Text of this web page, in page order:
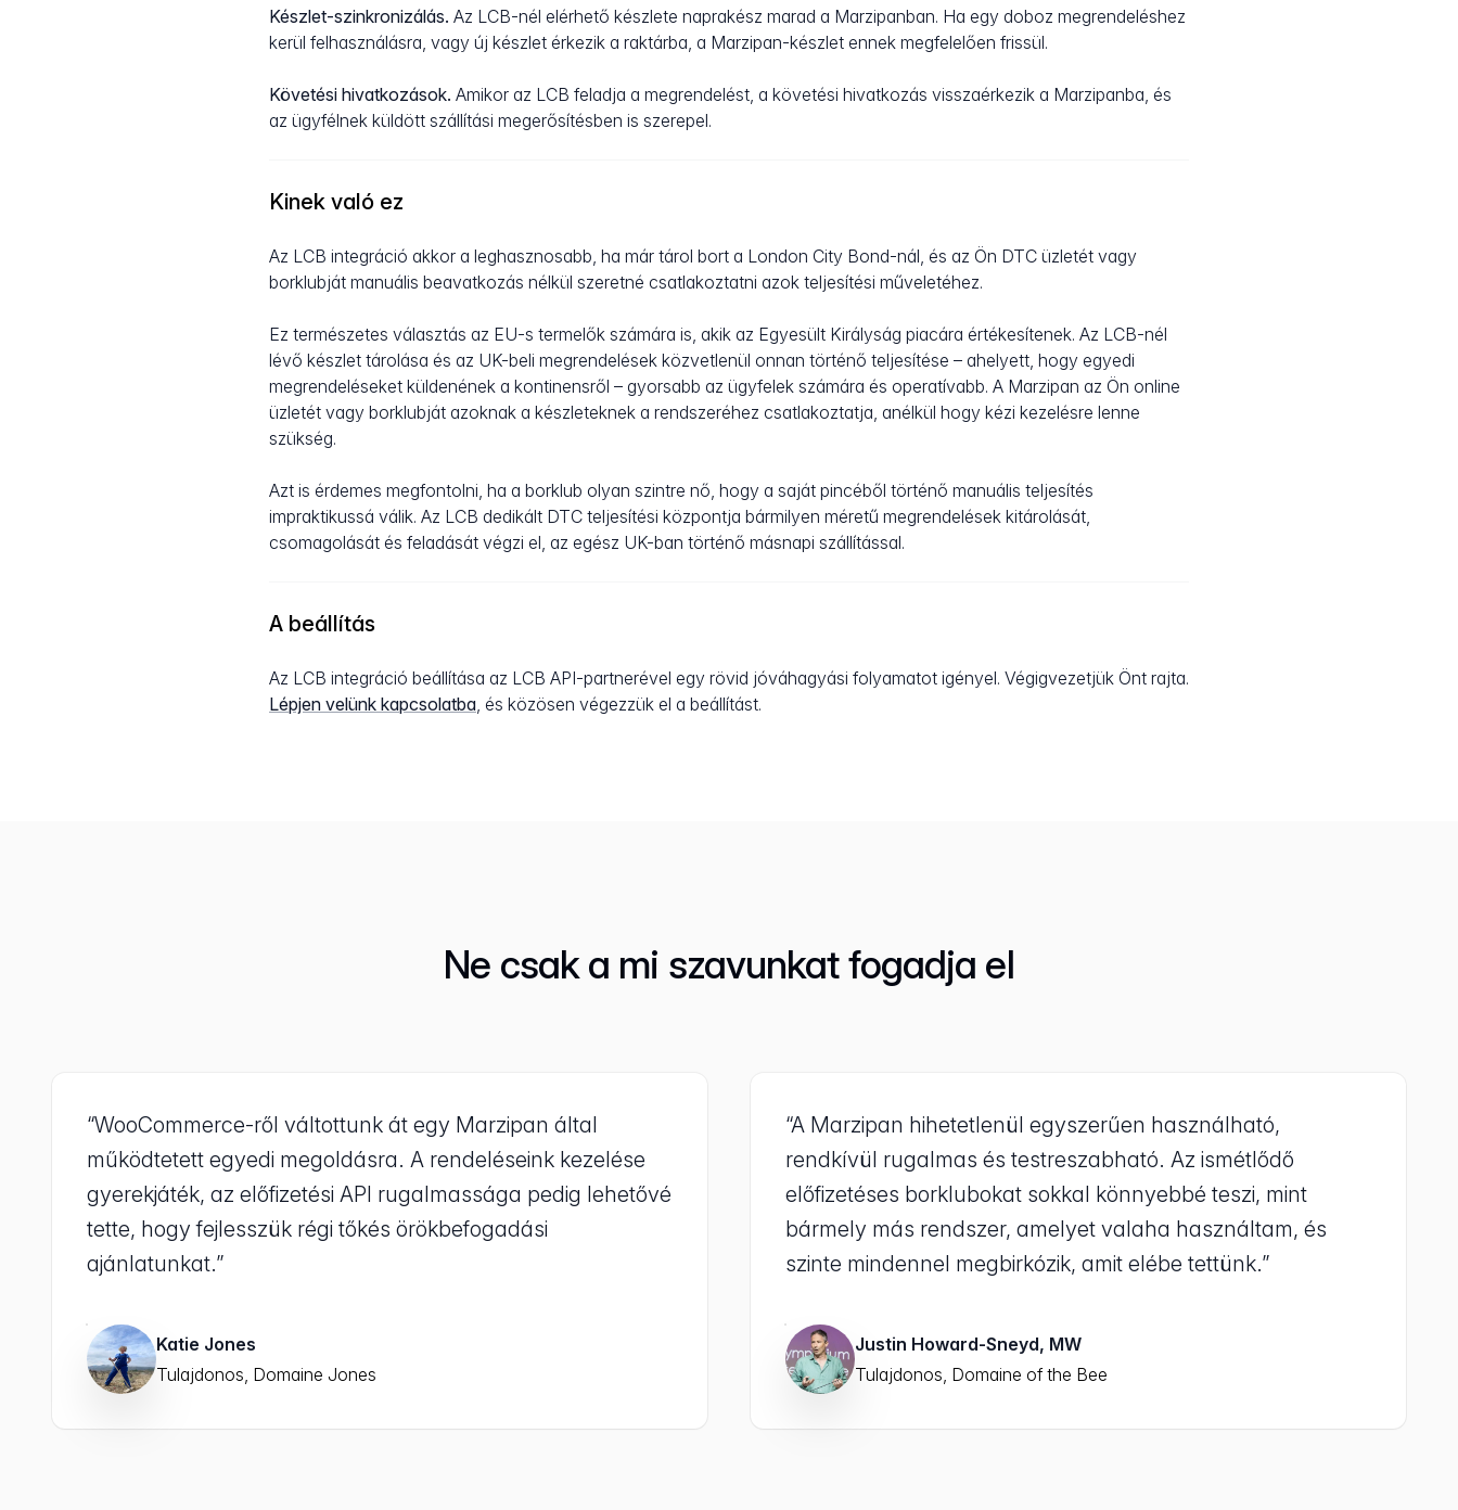
Készlet-szinkronizálás. Az LCB-nél elérhető készlete naprakész marad a Marzipanban. Ha egy doboz megrendeléshez
kerül felhasználásra, vagy új készlet érkezik a raktárba, a Marzipan-készlet ennek megfelelően frissül.
Követési hivatkozások. Amikor az LCB feladja a megrendelést, a követési hivatkozás visszaérkezik a Marzipanba, és
az ügyfélnek küldött szállítási megerősítésben is szerepel.
Kinek való ez
Az LCB integráció akkor a leghasznosabb, ha már tárol bort a London City Bond-nál, és az Ön DTC üzletét vagy
borklubját manuális beavatkozás nélkül szeretné csatlakoztatni azok teljesítési műveletéhez.
Ez természetes választás az EU-s termelők számára is, akik az Egyesült Királyság piacára értékesítenek. Az LCB-nél
lévő készlet tárolása és az UK-beli megrendelések közvetlenül onnan történő teljesítése – ahelyett, hogy egyedi
megrendeléseket küldenének a kontinensről – gyorsabb az ügyfelek számára és operatívabb. A Marzipan az Ön online
üzletét vagy borklubját azoknak a készleteknek a rendszeréhez csatlakoztatja, anélkül hogy kézi kezelésre lenne
szükség.
Azt is érdemes megfontolni, ha a borklub olyan szintre nő, hogy a saját pincéből történő manuális teljesítés
impraktikussá válik. Az LCB dedikált DTC teljesítési központja bármilyen méretű megrendelések kitárolását,
csomagolását és feladását végzi el, az egész UK-ban történő másnapi szállítással.
A beállítás
Az LCB integráció beállítása az LCB API-partnerével egy rövid jóváhagyási folyamatot igényel. Végigvezetjük Önt rajta.
Lépjen velünk kapcsolatba , és közösen végezzük el a beállítást.
Ne csak a mi szavunkat fogadja el
“WooCommerce-ről váltottunk át egy Marzipan által
működtetett egyedi megoldásra. A rendeléseink kezelése
gyerekjáték, az előfizetési API rugalmassága pedig lehetővé
tette, hogy fejlesszük régi tőkés örökbefogadási
ajánlatunkat.”
Katie Jones
Tulajdonos, Domaine Jones
“A Marzipan hihetetlenül egyszerűen használható,
rendkívül rugalmas és testreszabható. Az ismétlődő
előfizetéses borklubokat sokkal könnyebbé teszi, mint
bármely más rendszer, amelyet valaha használtam, és
szinte mindennel megbirkózik, amit elébe tettünk.”
Justin Howard-Sneyd, MW
Tulajdonos, Domaine of the Bee